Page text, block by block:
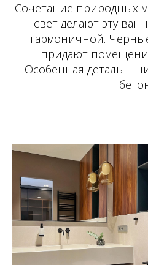
Сочетание природных
свет делают эту
гармоничной.
придают
Особенная деталь -